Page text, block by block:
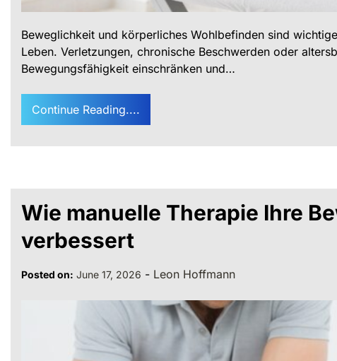
Beweglichkeit und körperliches Wohlbefinden sind
Leben. Verletzungen, chronische Beschwerden oder
Bewegungsfähigkeit einschränken und…
Continue Reading....
Wie manuelle Therapie Ihre
verbessert
Posted on: June 17, 2026 - Leon Hoffmann